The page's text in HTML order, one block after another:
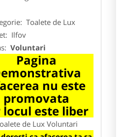
Toalete de Lux
Ilfov
Voluntari
Pagina
nu este
promovata
locul este liber
de Lux Voluntari